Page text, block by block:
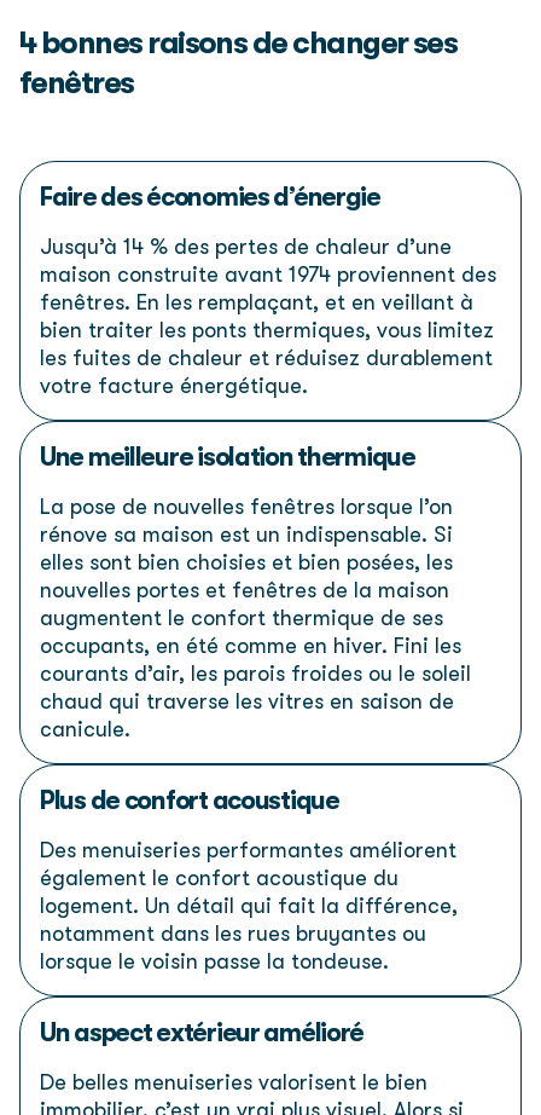
4 bonnes raisons de changer ses
fenêtres
Faire des économies d’énergie
Jusqu’à 14 % des pertes de chaleur d’une
maison construite avant 1974 proviennent des
fenêtres. En les remplaçant, et en veillant à
bien traiter les ponts thermiques, vous limitez
les fuites de chaleur et réduisez durablement
votre facture énergétique.
Une meilleure isolation thermique
La pose de nouvelles fenêtres lorsque l’on
rénove sa maison est un indispensable. Si
elles sont bien choisies et bien posées, les
nouvelles portes et fenêtres de la maison
augmentent le confort thermique de ses
occupants, en été comme en hiver. Fini les
courants d’air, les parois froides ou le soleil
chaud qui traverse les vitres en saison de
canicule.
Plus de confort acoustique
Des menuiseries performantes améliorent
également le confort acoustique du
logement. Un détail qui fait la différence,
notamment dans les rues bruyantes ou
lorsque le voisin passe la tondeuse.
Un aspect extérieur amélioré
De belles menuiseries valorisent le bien